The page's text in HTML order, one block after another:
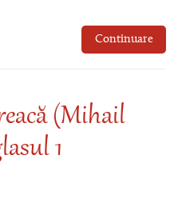
Continuare
(Mihail
1